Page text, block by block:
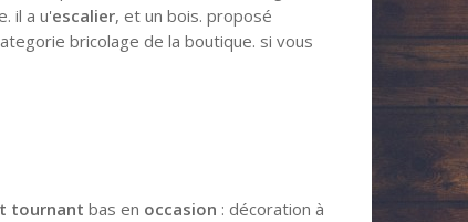
il a u'escalier, et un bois. proposé
bricolage de la boutique. si vous
tournant bas en occasion : décoration à